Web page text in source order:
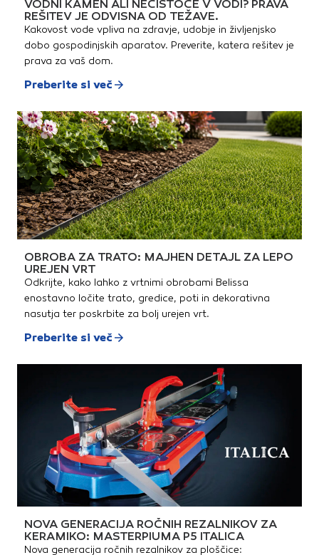
VODNI KAMEN ALI NEČISTOČE V VODI? PRAVA
REŠITEV JE ODVISNA OD TEŽAVE.
Kakovost vode vpliva na zdravje, udobje in življenjsko
dobo gospodinjskih aparatov. Preverite, katera rešitev je
prava za vaš dom.
Preberite si več
OBROBA ZA TRATO: MAJHEN DETAJL ZA LEPO
UREJEN VRT
Odkrijte, kako lahko z vrtnimi obrobami Belissa
enostavno ločite trato, gredice, poti in dekorativna
nasutja ter poskrbite za bolj urejen vrt.
Preberite si več
NOVA GENERACIJA ROČNIH REZALNIKOV ZA
KERAMIKO: MASTERPIUMA P5 ITALICA
Nova generacija ročnih rezalnikov za ploščice: